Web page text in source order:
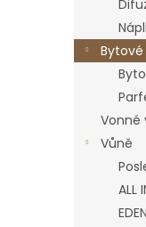
Vonné
Vůně
ALL